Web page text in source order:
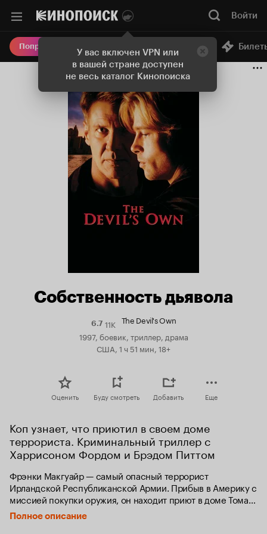
У вас включен VPN или
в вашей стране доступен
не весь каталог Кинопоиска
Войти
Попробовать Плюс Онлайн-кинотеатр
Собственность дьявола
6.7Рейтинг
Кинопоиска
6.7
11K The Devil's Own
1997, боевик, триллер, драма
США, 1 ч 51 мин, 18+
Оценить Буду смотреть Добавить Еще
Коп узнает, что приютил в своем доме
террориста. Криминальный триллер с
Харрисоном Фордом и Брэдом Питтом
Фрэнки Макгуайр — самый опасный террорист
Ирландской Республиканской Армии. Прибыв в Америку с
миссией покупки оружия, он находит приют в доме Тома
О’Миры, нью-йоркского полицейского, который не знает
ничего о личности и реальной жизни своего гостя. Все
Полное описание